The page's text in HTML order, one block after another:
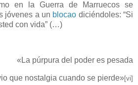
en la Guerra de Marruecos se
jóvenes a un blocao diciéndoles: “Si
con vida” (…)
«La púrpura del poder es pesada
que nostalgia cuando se pierde»[vi]